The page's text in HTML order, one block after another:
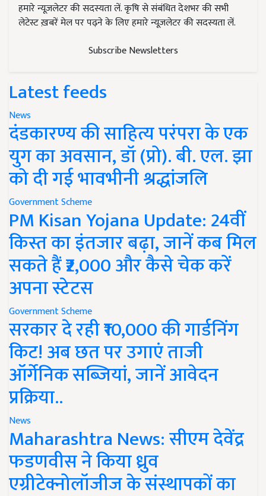
हमारे न्यूज़लेटर की सदस्यता लें. कृषि से संबंधित देशभर की सभी
लेटेस्ट ख़बरें मेल पर पढ़ने के लिए हमारे न्यूज़लेटर की सदस्यता लें.
Subscribe Newsletters
Latest feeds
News
दंडकारण्य की साहित्य परंपरा के एक
युग का अवसान, डॉ (प्रो). बी. एल. झा
को दी गई भावभीनी श्रद्धांजलि
Government Scheme
PM Kisan Yojana Update: 24वीं
किस्त का इंतजार बढ़ा, जानें कब मिल
सकते हैं ₹2,000 और कैसे चेक करें
अपना स्टेटस
Government Scheme
सरकार दे रही ₹10,000 की गार्डनिंग
किट! अब छत पर उगाएं ताजी
ऑर्गेनिक सब्जियां, जानें आवेदन
प्रक्रिया..
News
Maharashtra News: सीएम देवेंद्र
फडणवीस ने किया ध्रुव
एग्रीटेक्नोलॉजीज के संस्थापकों का